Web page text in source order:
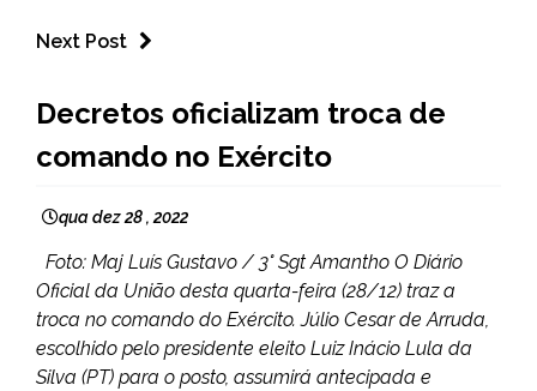
Next Post
NOTÍCIAS
Decretos oficializam troca de
comando no Exército
qua dez 28 , 2022
Foto: Maj Luís Gustavo / 3° Sgt Amantho O Diário
Oficial da União desta quarta-feira (28/12) traz a
troca no comando do Exército. Júlio Cesar de Arruda,
escolhido pelo presidente eleito Luiz Inácio Lula da
Silva (PT) para o posto, assumirá antecipada e